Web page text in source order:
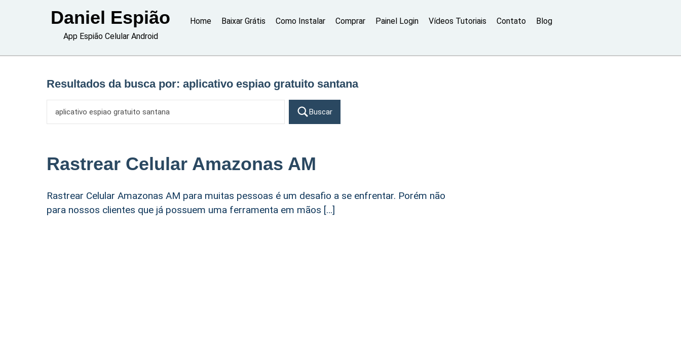
Daniel Espião
App Espião Celular Android
Home Baixar Grátis Como Instalar Comprar Painel Login Vídeos Tutoriais Contato Blog
Resultados da busca por: aplicativo espiao gratuito santana
Buscar
Rastrear Celular Amazonas AM
Rastrear Celular Amazonas AM para muitas pessoas é um desafio a se enfrentar. Porém não
para nossos clientes que já possuem uma ferramenta em mãos […]